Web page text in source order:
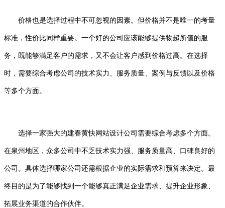
价格也是选择过程中不可忽视的因素。但价格并不是唯一的考量
标准，性价比同样重要。一个好的公司应该能够提供物超所值的服
务，既能够满足客户的需求，又不会让客户感到价格过高。在选择
时，需要综合考虑公司的技术实力、服务质量、案例与反馈以及价格
等多个方面。
选择一家强大的建春黄快网站设计公司需要综合考虑多个方面。
在泉州地区，众多公司中不乏技术实力强、服务质量高、口碑良好的
公司。具体选择哪家公司还需根据企业的实际需求和预算来决定。最
终目的是为了能够找到一个能够真正满足企业需求、提升企业形象、
拓展业务渠道的合作伙伴。